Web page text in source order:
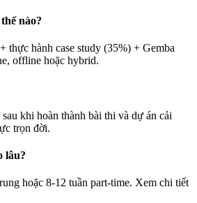
nào?
thực hành case study (35%) + Gemba
offline hoặc hybrid.
khi hoàn thành bài thi và dự án cải
trọn đời.
lâu?
hoặc 8-12 tuần part-time. Xem chi tiết